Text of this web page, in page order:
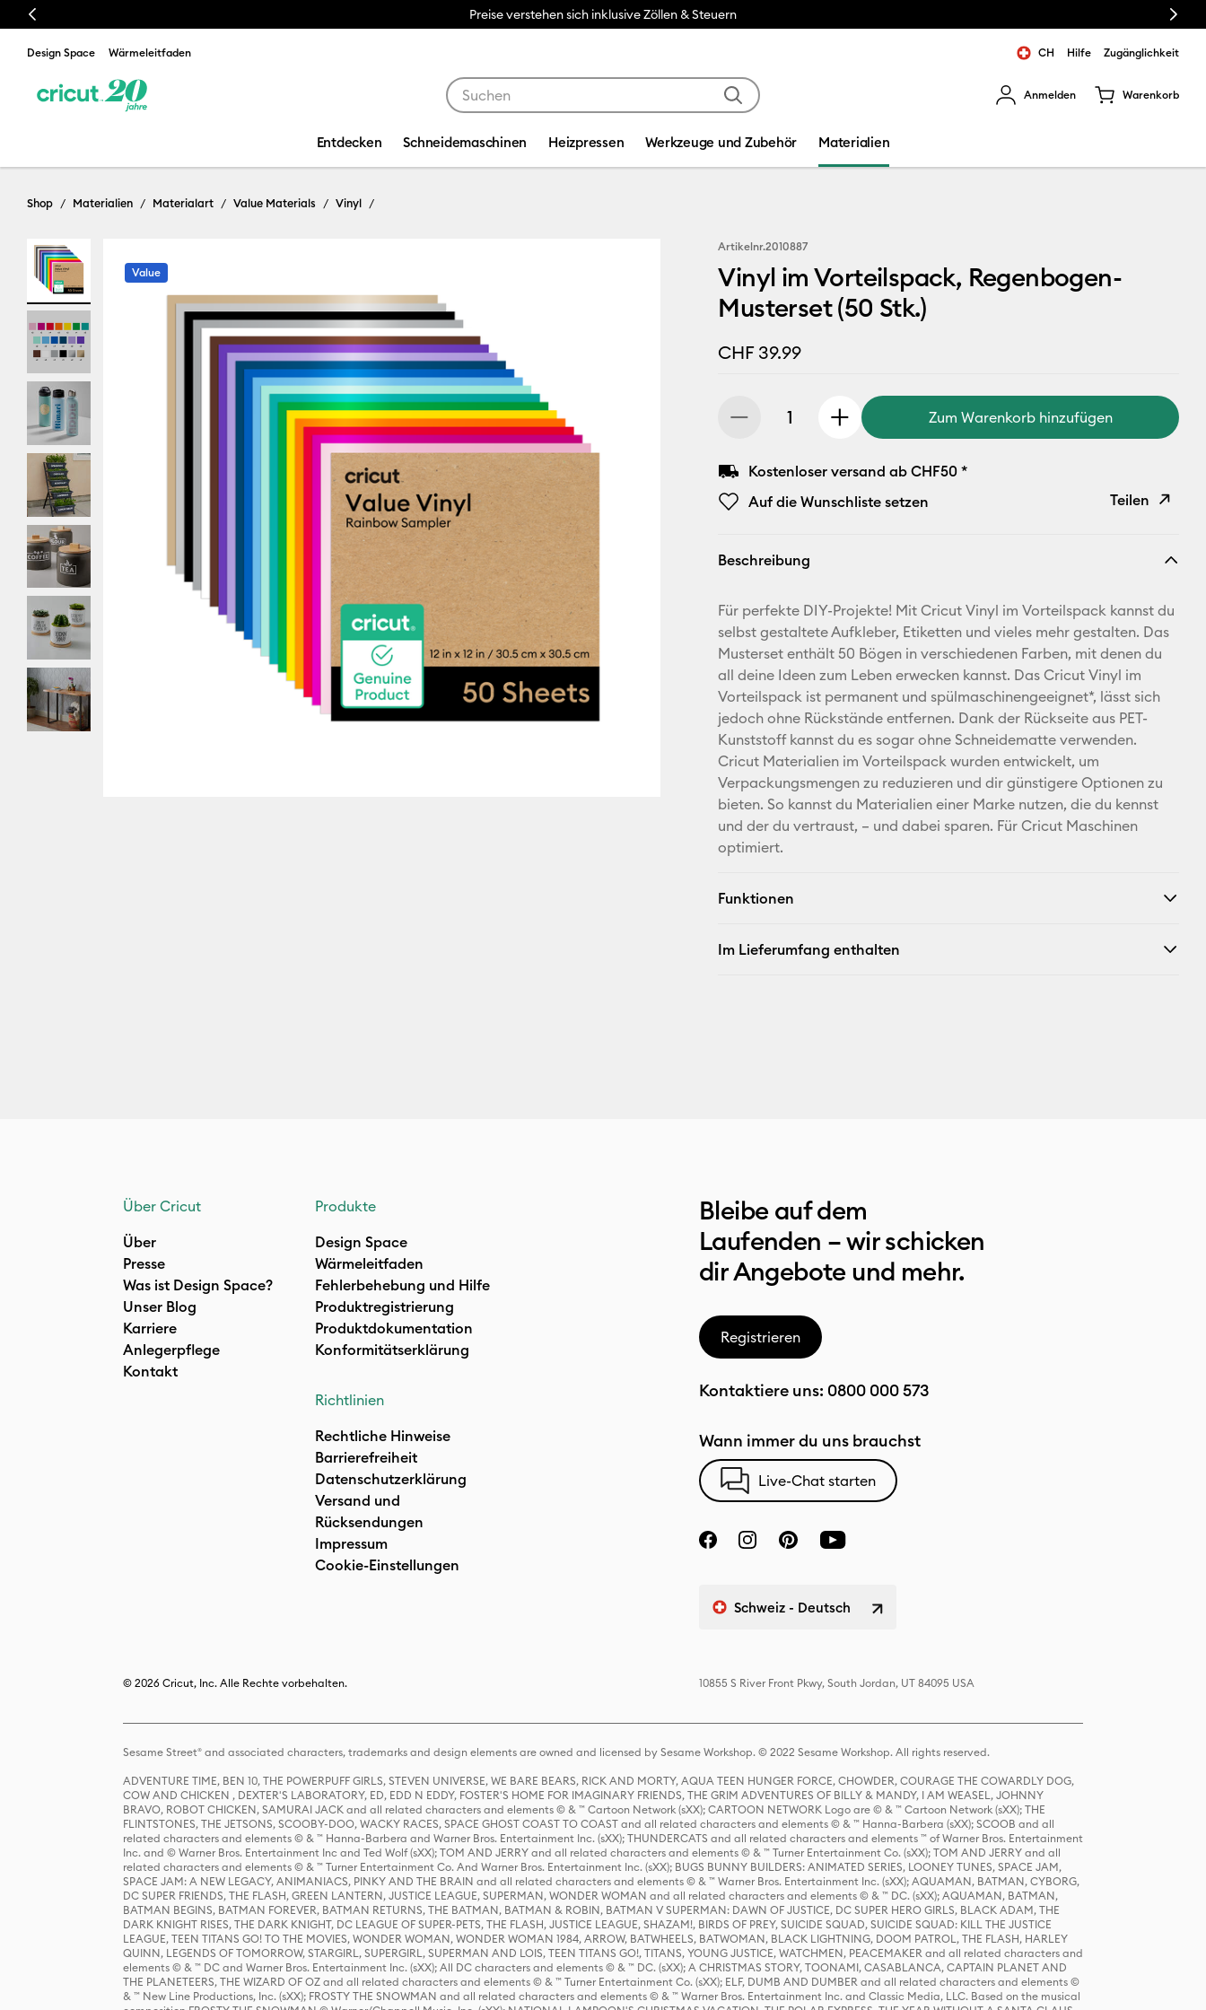
Previous Preise verstehen sich inklusive Zöllen & Steuern Next
Design Space Wärmeleitfaden CH Hilfe Zugänglichkeit
Anmelden Warenkorb
Entdecken Schneidemaschinen Heizpressen Werkzeuge und Zubehör Materialien
Shop Materialien Materialart Value Materials Vinyl
Value
Artikelnr.2010887
Vinyl im Vorteilspack, Regenbogen-
Musterset (50 Stk.)
CHF 39.99
Zum Warenkorb hinzufügen
Kostenloser versand ab CHF50 *
Auf die Wunschliste setzen
Teilen
E-Mail-
Adresse
Pinterest
Facebook
X
Beschreibung
Für perfekte DIY-Projekte! Mit Cricut Vinyl im Vorteilspack kannst du
selbst gestaltete Aufkleber, Etiketten und vieles mehr gestalten. Das
Musterset enthält 50 Bögen in verschiedenen Farben, mit denen du
all deine Ideen zum Leben erwecken kannst. Das Cricut Vinyl im
Vorteilspack ist permanent und spülmaschinengeeignet*, lässt sich
jedoch ohne Rückstände entfernen. Dank der Rückseite aus PET-
Kunststoff kannst du es sogar ohne Schneidematte verwenden.
Cricut Materialien im Vorteilspack wurden entwickelt, um
Verpackungsmengen zu reduzieren und dir günstigere Optionen zu
bieten. So kannst du Materialien einer Marke nutzen, die du kennst
und der du vertraust, – und dabei sparen. Für Cricut Maschinen
optimiert.
Funktionen
Im Lieferumfang enthalten
Über Cricut
Über
Presse
Was ist Design Space?
Unser Blog
Karriere
Anlegerpflege
Kontakt
Produkte
Design Space
Wärmeleitfaden
Fehlerbehebung und Hilfe
Produktregistrierung
Produktdokumentation
Konformitätserklärung
Richtlinien
Rechtliche Hinweise
Barrierefreiheit
Datenschutzerklärung
Versand und
Rücksendungen
Impressum
Cookie-Einstellungen
Bleibe auf dem
Laufenden – wir schicken
dir Angebote und mehr.
Registrieren
Kontaktiere uns: 0800 000 573
Wann immer du uns brauchst
Live-Chat starten
Schweiz - Deutsch
© 2026 Cricut, Inc. Alle Rechte vorbehalten. 10855 S River Front Pkwy, South Jordan, UT 84095 USA
Sesame Street® and associated characters, trademarks and design elements are owned and licensed by Sesame Workshop. © 2022 Sesame Workshop. All rights reserved.
ADVENTURE TIME, BEN 10, THE POWERPUFF GIRLS, STEVEN UNIVERSE, WE BARE BEARS, RICK AND MORTY, AQUA TEEN HUNGER FORCE, CHOWDER, COURAGE THE COWARDLY DOG,
COW AND CHICKEN , DEXTER'S LABORATORY, ED, EDD N EDDY, FOSTER'S HOME FOR IMAGINARY FRIENDS, THE GRIM ADVENTURES OF BILLY & MANDY, I AM WEASEL, JOHNNY
BRAVO, ROBOT CHICKEN, SAMURAI JACK and all related characters and elements © & ™ Cartoon Network (sXX); CARTOON NETWORK Logo are © & ™ Cartoon Network (sXX); THE
FLINTSTONES, THE JETSONS, SCOOBY-DOO, WACKY RACES, SPACE GHOST COAST TO COAST and all related characters and elements © & ™ Hanna-Barbera (sXX); SCOOB and all
related characters and elements © & ™ Hanna-Barbera and Warner Bros. Entertainment Inc. (sXX); THUNDERCATS and all related characters and elements ™ of Warner Bros. Entertainment
Inc. and © Warner Bros. Entertainment Inc and Ted Wolf (sXX); TOM AND JERRY and all related characters and elements © & ™ Turner Entertainment Co. (sXX); TOM AND JERRY and all
related characters and elements © & ™ Turner Entertainment Co. And Warner Bros. Entertainment Inc. (sXX); BUGS BUNNY BUILDERS: ANIMATED SERIES, LOONEY TUNES, SPACE JAM,
SPACE JAM: A NEW LEGACY, ANIMANIACS, PINKY AND THE BRAIN and all related characters and elements © & ™ Warner Bros. Entertainment Inc. (sXX); AQUAMAN, BATMAN, CYBORG,
DC SUPER FRIENDS, THE FLASH, GREEN LANTERN, JUSTICE LEAGUE, SUPERMAN, WONDER WOMAN and all related characters and elements © & ™ DC. (sXX); AQUAMAN, BATMAN,
BATMAN BEGINS, BATMAN FOREVER, BATMAN RETURNS, THE BATMAN, BATMAN & ROBIN, BATMAN V SUPERMAN: DAWN OF JUSTICE, DC SUPER HERO GIRLS, BLACK ADAM, THE
DARK KNIGHT RISES, THE DARK KNIGHT, DC LEAGUE OF SUPER-PETS, THE FLASH, JUSTICE LEAGUE, SHAZAM!, BIRDS OF PREY, SUICIDE SQUAD, SUICIDE SQUAD: KILL THE JUSTICE
LEAGUE, TEEN TITANS GO! TO THE MOVIES, WONDER WOMAN, WONDER WOMAN 1984, ARROW, BATWHEELS, BATWOMAN, BLACK LIGHTNING, DOOM PATROL, THE FLASH, HARLEY
QUINN, LEGENDS OF TOMORROW, STARGIRL, SUPERGIRL, SUPERMAN AND LOIS, TEEN TITANS GO!, TITANS, YOUNG JUSTICE, WATCHMEN, PEACEMAKER and all related characters and
elements © & ™ DC and Warner Bros. Entertainment Inc. (sXX); All DC characters and elements © & ™ DC. (sXX); A CHRISTMAS STORY, TOONAMI, CASABLANCA, CAPTAIN PLANET AND
THE PLANETEERS, THE WIZARD OF OZ and all related characters and elements © & ™ Turner Entertainment Co. (sXX); ELF, DUMB AND DUMBER and all related characters and elements ©
& ™ New Line Productions, Inc. (sXX); FROSTY THE SNOWMAN and all related characters and elements © & ™ Warner Bros. Entertainment Inc. and Classic Media, LLC. Based on the musical